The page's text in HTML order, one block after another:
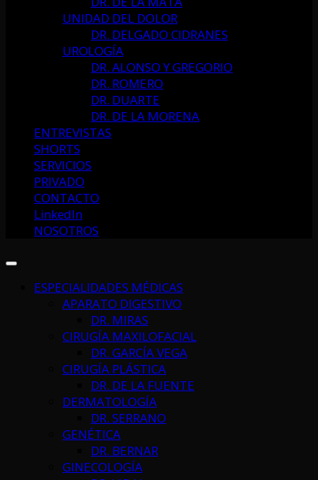
UNIDAD DEL DOLOR
DR. DELGADO CIDRANES
UROLOGÍA
DR. ALONSO Y GREGORIO
DR. ROMERO
DR. DUARTE
DR. DE LA MORENA
ENTREVISTAS
SHORTS
SERVICIOS
PRIVADO
CONTACTO
LinkedIn
NOSOTROS
ESPECIALIDADES MÉDICAS
APARATO DIGESTIVO
DR. MIRAS
CIRUGÍA MAXILOFACIAL
DR. GARCÍA VEGA
CIRUGÍA PLÁSTICA
DR. DE LA FUENTE
DERMATOLOGÍA
DR. SERRANO
GENÉTICA
DR. BERNAR
GINECOLOGÍA